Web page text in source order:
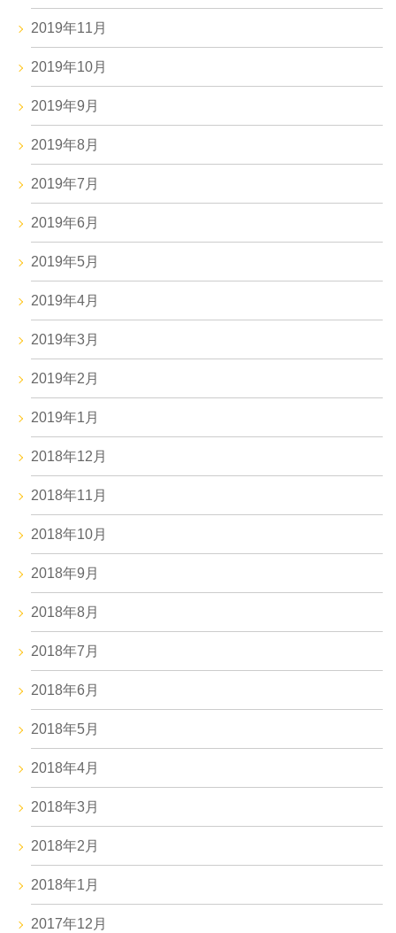
2019年11月
2019年10月
2019年9月
2019年8月
2019年7月
2019年6月
2019年5月
2019年4月
2019年3月
2019年2月
2019年1月
2018年12月
2018年11月
2018年10月
2018年9月
2018年8月
2018年7月
2018年6月
2018年5月
2018年4月
2018年3月
2018年2月
2018年1月
2017年12月